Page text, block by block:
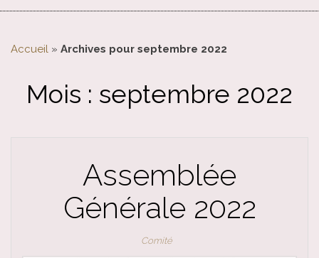
Accueil » Archives pour septembre 2022
Mois : septembre 2022
Assemblée
Générale 2022
Comité